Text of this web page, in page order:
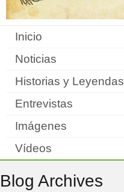
Inicio
Noticias
Historias y Leyendas
Entrevistas
Imágenes
Vídeos
Blog Archives